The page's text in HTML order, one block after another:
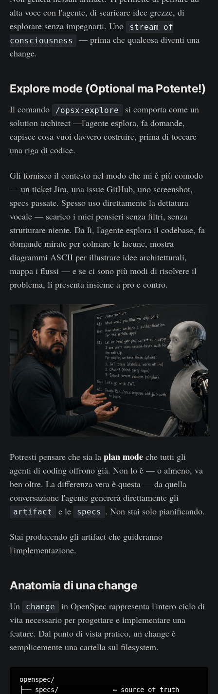
alta voce con l'agente, di scaricare idee grezze, di
esplorare senza impegnarti. Uno
stream of
consciousness
— prima che qualcosa diventi una
change.
Explore mode (Optional ma Potente!)
Il comando /opsx:explore
si comporta come un
solution architect —l'agente esplora, fa domande,
capisce cosa vuoi davvero costruire, prima di toccare
una riga di codice.
Gli fornisco il contesto nel modo che mi è più comodo
— un ticket Jira, una issue GitHub, uno screenshot,
specs passate. Spesso uso direttamente la dettatura
vocale — scarico i miei pensieri senza filtri, senza
strutturare niente. Da lì, l'agente esplora il codebase, fa
domande mirate per colmare le lacune, mostra
diagrammi ASCII per illustrare idee architetturali,
mappa i flussi — e se ci sono più modi di risolvere il
problema, li presenta insieme a pro e contro.
Potresti pensare che sia la plan mode che tutti gli
agenti di coding offrono già. Non lo è — o almeno, va
ben oltre. La differenza vera è questa — da quella
conversazione l'agente genererà direttamente gli
artifact e le specs . Non stai solo pianificando.
Stai producendo gli artifact che guideranno
l'implementazione.
Anatomia di una change
Un change
in OpenSpec rappresenta l'intero ciclo di
vita necessario per progettare e implementare una
feature. Dal punto di vista pratico, un change è
semplicemente una cartella sul filesystem.
openspec/
├── specs/              ← source of truth